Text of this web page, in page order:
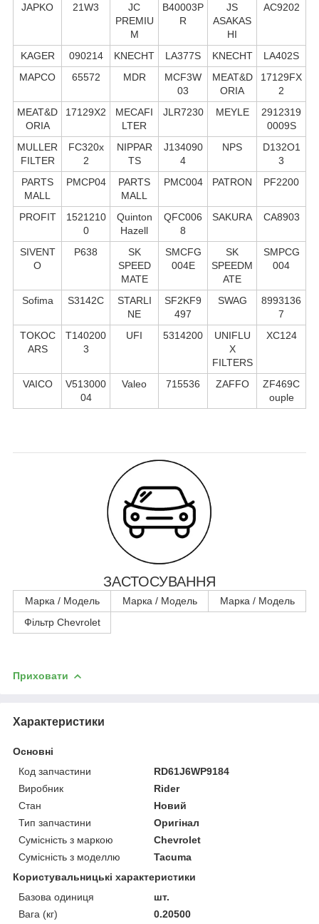
JAPKO 21W3
JC
PREMIU
M
B40003P
R
JS
ASAKAS
HI
AC9202
KAGER 090214 KNECHT LA377S KNECHT
LA402S
MAPCO
65572 MDR
MCF3W
03
MEAT&D
ORIA
17129FX
2
MEAT&D
ORIA
17129X2
MECAFI
LTER
JLR7230 MEYLE
2912319
0009S
MULLER
FILTER
FC320x
2
NIPPAR
TS
J134090
4
NPS
D132O1
3
PARTS
MALL
PMCP04
PARTS
MALL
PMC004 PATRON PF2200
PROFIT
1521210
0
Quinton
Hazell
QFC006
8
SAKURA CA8903
SIVENT
O
P638
SK
SPEED
MATE
SMCFG
004E
SK
SPEEDM
ATE
SMPCG
004
Sofima S3142C
STARLI
NE
SF2KF9
497
SWAG
8993136
7
TOKOC
ARS
T140200
3
UFI 5314200
UNIFLU
X
FILTERS
XC124
VAICO
V513000
04
Valeo 715536 ZAFFO
ZF469C
ouple
ЗАСТОСУВАННЯ
Марка / Модель Марка / Модель
Марка / Модель
Фільтр Chevrolet
Приховати
Характеристики
Основні
Код запчастини
RD61J6WP9184
Виробник
Rider
Стан
Новий
Тип запчастини
Оригінал
Сумісність з маркою
Chevrolet
Сумісність з моделлю
Tacuma
Користувальницькі характеристики
Базова одиниця
шт.
Вага (кг)
0.20500